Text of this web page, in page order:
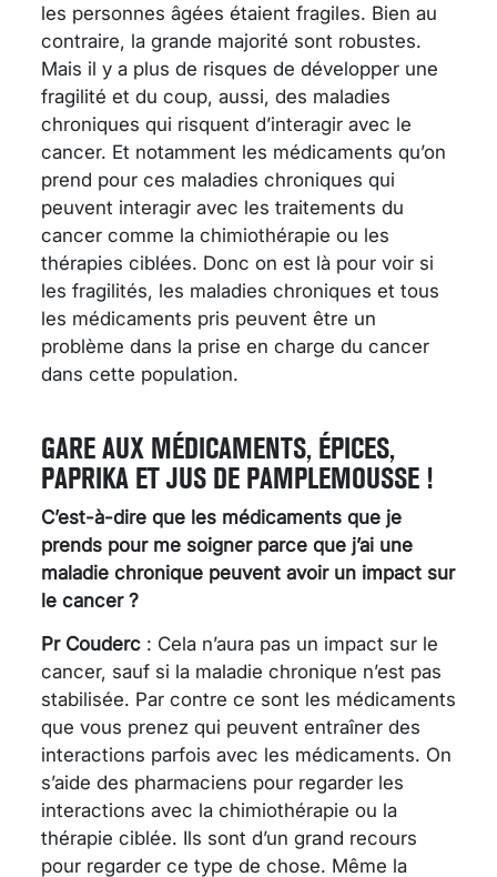
les personnes âgées étaient fragiles. Bien au
contraire, la grande majorité sont robustes.
Mais il y a plus de risques de développer une
fragilité et du coup, aussi, des maladies
chroniques qui risquent d’interagir avec le
cancer. Et notamment les médicaments qu’on
prend pour ces maladies chroniques qui
peuvent interagir avec les traitements du
cancer comme la chimiothérapie ou les
thérapies ciblées. Donc on est là pour voir si
les fragilités, les maladies chroniques et tous
les médicaments pris peuvent être un
problème dans la prise en charge du cancer
dans cette population.
GARE AUX MÉDICAMENTS, ÉPICES,
PAPRIKA ET JUS DE PAMPLEMOUSSE !
C’est-à-dire que les médicaments que je
prends pour me soigner parce que j’ai une
maladie chronique peuvent avoir un impact sur
le cancer ?
Pr Couderc : Cela n’aura pas un impact sur le
cancer, sauf si la maladie chronique n’est pas
stabilisée. Par contre ce sont les médicaments
que vous prenez qui peuvent entraîner des
interactions parfois avec les médicaments. On
s’aide des pharmaciens pour regarder les
interactions avec la chimiothérapie ou la
thérapie ciblée. Ils sont d’un grand recours
pour regarder ce type de chose. Même la